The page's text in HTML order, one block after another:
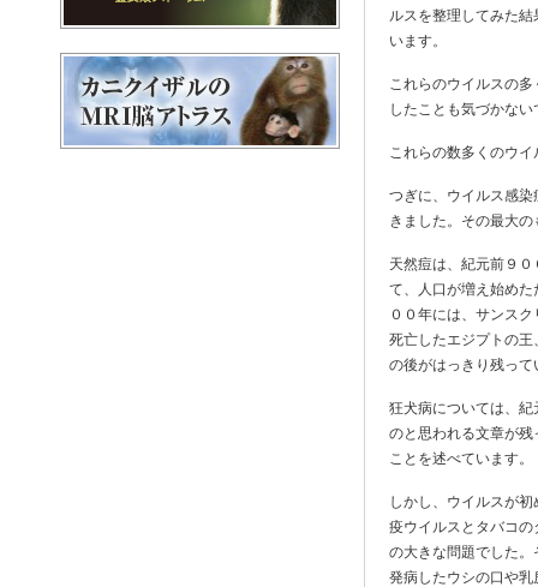
ルスを整理してみた
います。
これらのウイルスの
したことも気づかな
これらの数多くのウ
つぎに、ウイルス感
きました。その最大
天然痘は、紀元前９
て、人口が増え始め
００年には、サンス
死亡したエジプトの
の後がはっきり残って
狂犬病については、
のと思われる文章が
ことを述べています。
しかし、ウイルスが
疫ウイルスとタバコ
の大きな問題でした
発病したウシの口や